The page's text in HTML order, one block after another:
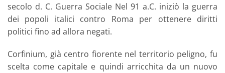
secolo d. C. Guerra Sociale Nel 91 a.C. iniziò la guerra
dei popoli italici contro Roma per ottenere diritti
politici fino ad allora negati.
Corfinium, già centro fiorente nel territorio peligno, fu
scelta come capitale e quindi arricchita da un nuovo